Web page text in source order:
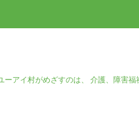
アイ村がめざすのは、 介護、障害